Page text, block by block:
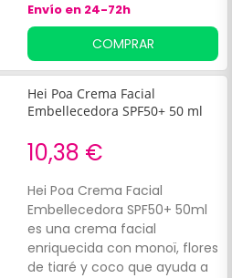
filtros: UVA/UVBActivos
antioxidantes que
contribuyen a proteger
contra la irritación solar.
Complejo rico en ácidos
grasos, L-carnosina y
envejecimiento prematuro y
la formación de manchas
cutáneas. Es resistente al
agua y al alcohol y no
contiene alcohol, colorantes
ni parafina.
Envío en 24-72h
COMPRAR
Hei Poa Crema Facial
Embellecedora SPF50+ 50 ml
10,38 €
Hei Poa Crema Facial
Embellecedora SPF50+ 50ml
es una crema facial
enriquecida con monoï, flores
de tiaré y coco que ayuda a